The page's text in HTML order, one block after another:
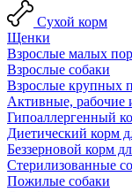
Сухой корм
Щенки
Взрослые малых
Взрослые собаки
Взрослые крупных
Активные, рабочие
Гипоаллергенный
Диетический корм
Беззерновой корм
Стерилизованные
Пожилые собаки